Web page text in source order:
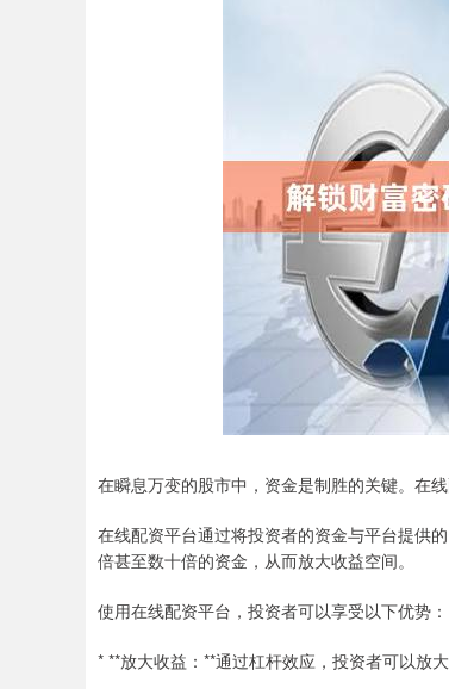
在瞬息万变的股市中，资金是制胜的关键。在
在线配资平台通过将投资者的资金与平台提供
倍甚至数十倍的资金，从而放大收益空间。
使用在线配资平台，投资者可以享受以下优势：
* **放大收益：**通过杠杆效应，投资者可以放